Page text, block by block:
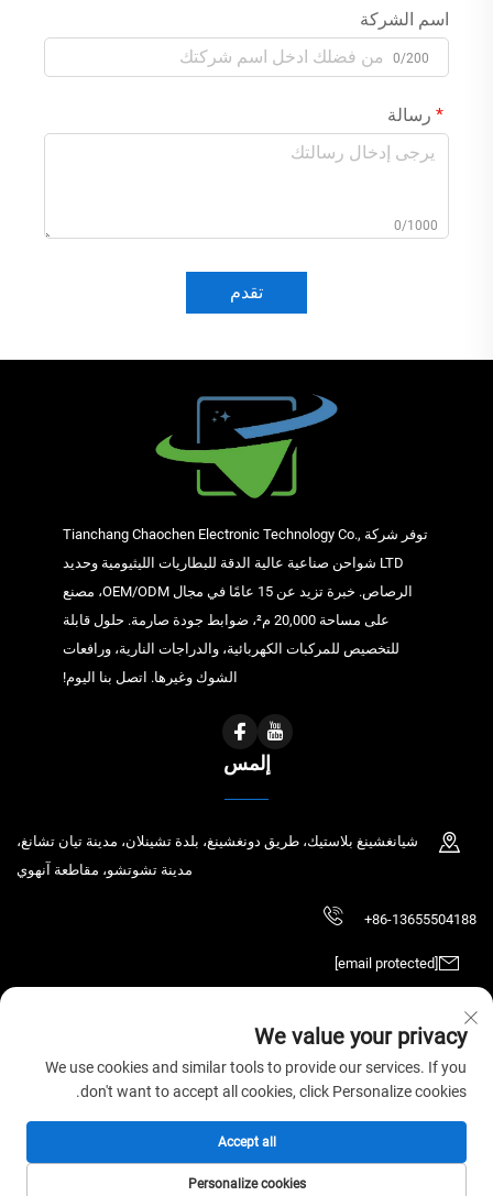
اسم الشركة
0/200
رسالة
0/1000
تقدم
توفر شركة Tianchang Chaochen Electronic Technology Co.,
LTD شواحن صناعية عالية الدقة للبطاريات الليثيومية وحديد
الرصاص. خبرة تزيد عن 15 عامًا في مجال OEM/ODM، مصنع
على مساحة 20,000 م²، ضوابط جودة صارمة. حلول قابلة
للتخصيص للمركبات الكهربائية، والدراجات النارية، ورافعات
الشوك وغيرها. اتصل بنا اليوم!
إلمس
شيانغشينغ بلاستيك، طريق دونغشينغ، بلدة تشينلان، مدينة تيان تشانغ،
مدينة تشوتشو، مقاطعة آنهوي
+86-13655504188
حقوق الطبع والنشر © 2026 شركة Tianchang Chaochen للتكنولوجيا الإلكترونية
المحدودة. جميع الحقوق محفوظة. سياسة الخصوصية
We value your privacy
We use cookies and similar tools to provide our services. If you
don't want to accept all cookies, click Personalize cookies.
Personalize cookies
Accept all